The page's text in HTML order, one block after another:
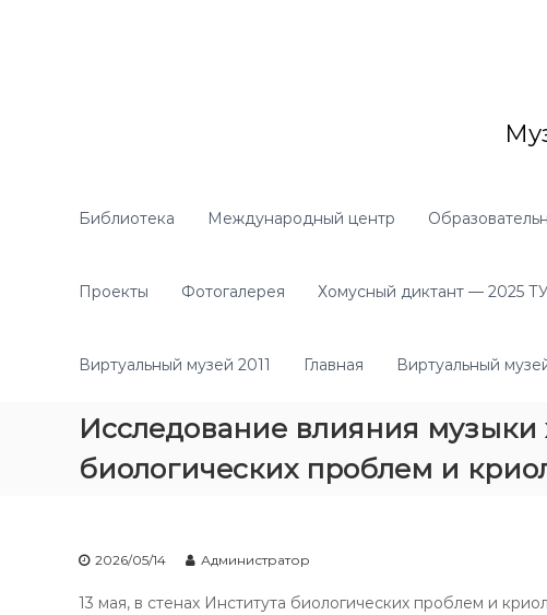
Библиотека Международный центр
Проекты Фотогалерея Хомусный диктант — 2025
Виртуальный музей 2011 Главная Виртуальный
Исследование влияния музыки
биологических проблем и
2026/05/14 Администратор
13 мая, в стенах Института биологических проблем и